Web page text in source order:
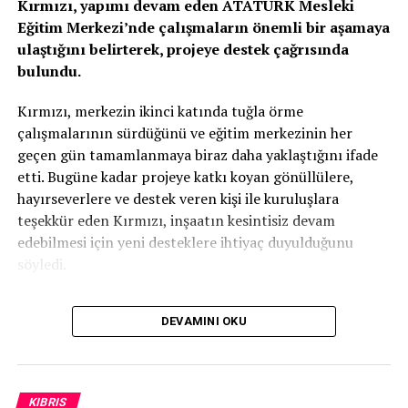
Erhürman, görüşmede hedeflenen çözüme ilişkin siyasi
eşitlik vurgusu yapıldığını dile getirdi.
Resmi müzakerelere başlamak için ortaya koyduğu 4
görüşmede kayıda geçirdiklerini belirten Cumhurbaşkanı
Erhürman, geriye kalan kısım kabul edilmedikçe bir
anlamı olmadığını, ayrıca 4 maddenin de kabul
edilmezse görüşmelere başlamayacaklarını vurguladı.
5+1 toplantılarının verimli olmasını amaçladıklarına
işaret eden Cumhurbaşkanı Erhürman, “Küçük çözümler
noktaları gibi elle tutulular ilerlemeler sağlanmasıdır”
Cumhurbaşkanı Erhürman, “Rum Lider Hristodulidis
Kırmızı, yapımı devam eden ATATÜRK Mesleki
Eğitim Merkezi’nde çalışmaların önemli bir aşamaya
ulaştığını belirterek, projeye destek çağrısında
bulundu.
Kırmızı, merkezin ikinci katında tuğla örme
çalışmalarının sürdüğünü ve eğitim merkezinin her
geçen gün tamamlanmaya biraz daha yaklaştığını ifade
etti. Bugüne kadar projeye katkı koyan gönüllülere,
hayırseverlere ve destek veren kişi ile kuruluşlara
teşekkür eden Kırmızı, inşaatın kesintisiz devam
edebilmesi için yeni desteklere ihtiyaç duyulduğunu
söyledi.
Özellikle tuğla başta olmak üzere çeşitli inşaat
malzemelerinin temin edilmesinin önem taşıdığını
ülkenin geleceğine yatırım yapma anlayışıyla bugünlere
geldiğini kaydetti.
DEVAMINI OKU
KIBRIS